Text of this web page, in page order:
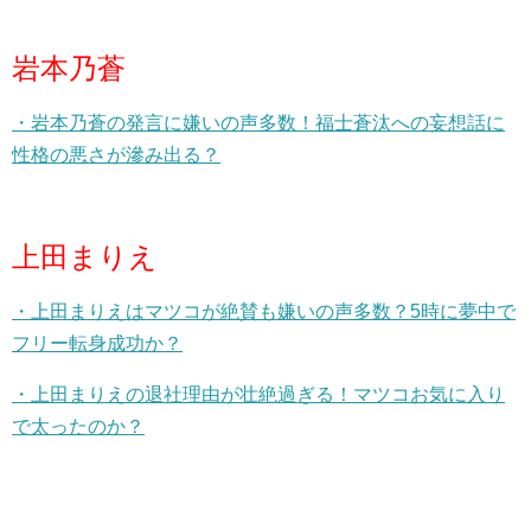
岩本乃蒼
・岩本乃蒼の発言に嫌いの声多数！福士蒼汰への妄想話に
性格の悪さが滲み出る？
上田まりえ
・上田まりえはマツコが絶賛も嫌いの声多数？5時に夢中で
フリー転身成功か？
・上田まりえの退社理由が壮絶過ぎる！マツコお気に入り
で太ったのか？